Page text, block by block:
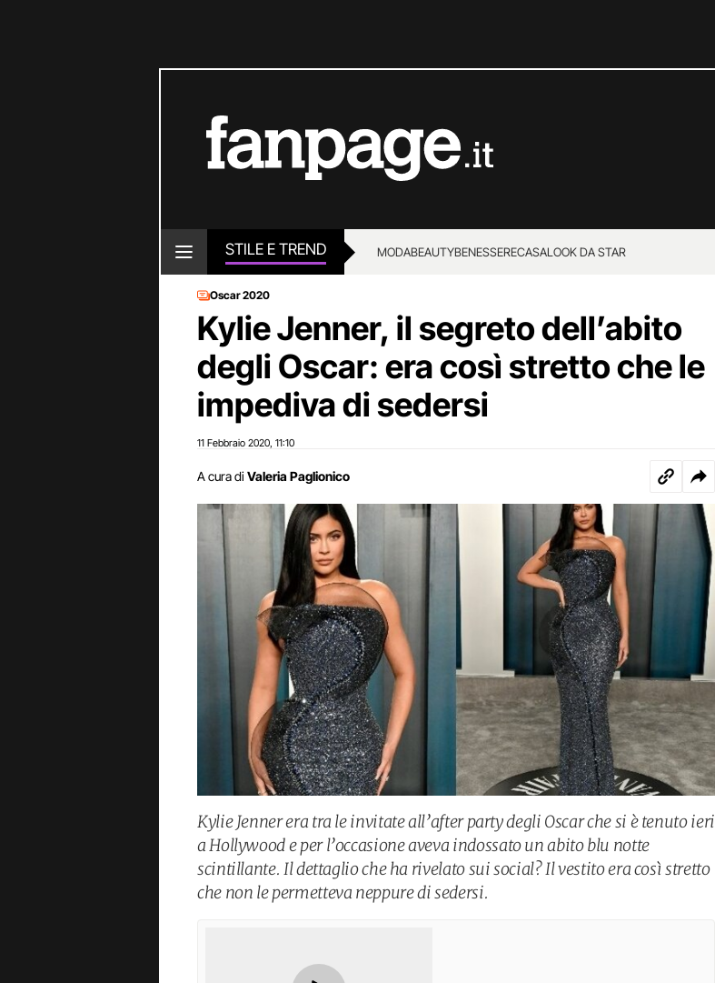
STILE E TREND MODABEAUTYBENESSERECASALOOK DA STAR
Oscar 2020
Kylie Jenner, il segreto dell’abito
degli Oscar: era così stretto che le
impediva di sedersi
11 Febbraio 2020 11:10
A cura di Valeria Paglionico
Kylie Jenner era tra le invitate all’after party degli Oscar che si è tenuto ieri
a Hollywood e per l’occasione aveva indossato un abito blu notte
scintillante. Il dettaglio che ha rivelato sui social? Il vestito era così stretto
che non le permetteva neppure di sedersi.